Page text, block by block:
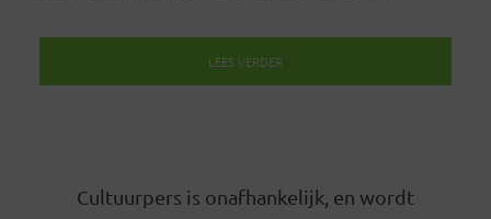
LEES VERDER
Cultuurpers is onafhankelijk, en wordt